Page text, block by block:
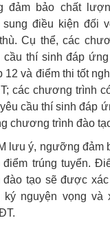
đảm bảo chất
điều kiện đối
Cụ thể, các
thí sinh đáp
12 và điểm thi tốt
các chương trình
cầu thí sinh đáp
chương trình đào
lưu ý, ngưỡng đảm
trúng tuyển.
tạo sẽ được
ký nguyện vọng và